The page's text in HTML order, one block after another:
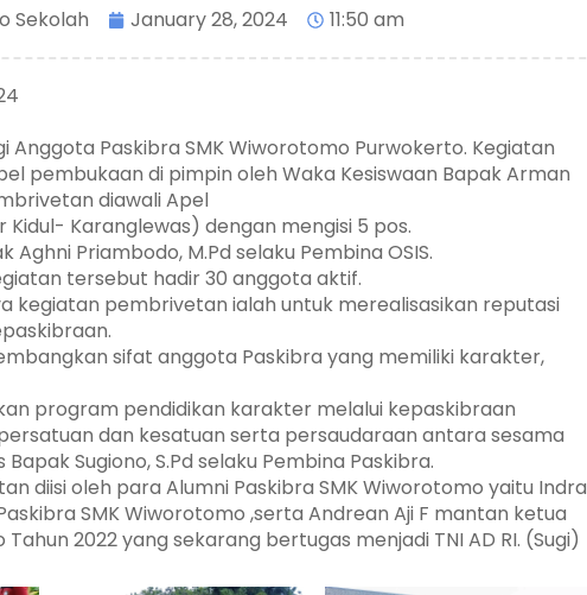
Sekolah January 28, 2024 11:50 am
Anggota Paskibra SMK Wiworotomo Purwokerto. Kegiatan
pembukaan di pimpin oleh Waka Kesiswaan Bapak Arman
diawali Apel
Kidul- Karanglewas) dengan mengisi 5 pos.
Priambodo, M.Pd selaku Pembina OSIS.
tersebut hadir 30 anggota aktif.
kegiatan pembrivetan ialah untuk merealisasikan reputasi
sifat anggota Paskibra yang memiliki karakter,
program pendidikan karakter melalui kepaskibraan
dan kesatuan serta persaudaraan antara sesama
Sugiono, S.Pd selaku Pembina Paskibra.
diisi oleh para Alumni Paskibra SMK Wiworotomo yaitu Indra
SMK Wiworotomo ,serta Andrean Aji F mantan ketua
2022 yang sekarang bertugas menjadi TNI AD RI. (Sugi)